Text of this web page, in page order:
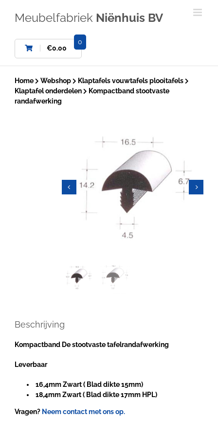
Meubelfabriek Niënhuis BV
€0.00
0
Home Webshop
Klaptafels vouwtafels plooitafels
Klaptafel onderdelen
Kompactband stootvaste
randafwerking
Beschrijving
Kompactband De stootvaste tafelrandafwerking
Leverbaar
16,4mm Zwart ( Blad dikte 15mm)
18,4mm Zwart ( Blad dikte 17mm HPL)
Vragen? Neem contact met ons op.